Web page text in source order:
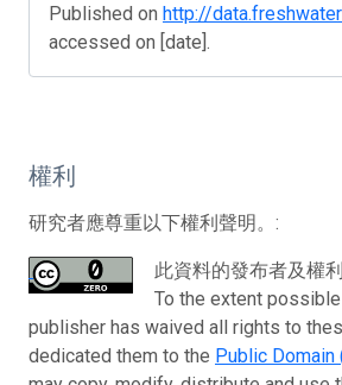
Published on http://
accessed on [date].
權利
研究者應尊重以下權利聲明。:
此資料的發布者及權
To the extent
publisher has waived all rights to
dedicated them to the Public Domain